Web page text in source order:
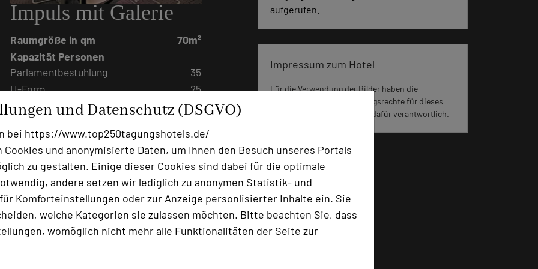
und Datenschutz (DSGVO)
bei https://www.top250tagungshotels.de/
und anonymisierte Daten, um Ihnen den Besuch unseres Portals
zu gestalten. Einige dieser Cookies sind dabei für die optimale
andere setzen wir lediglich zu anonymen Statistik- und
Komforteinstellungen oder zur Anzeige personlisierter Inhalte ein. Sie
welche Kategorien sie zulassen möchten. Bitte beachten Sie, dass
womöglich nicht mehr alle Funktionalitäten der Seite zur
Impuls mit Galerie
Raumgröße in qm
70m²
Kapazität Personen
Parlamentbestuhlung
35
U-Form
25
Stuhlreihen
50
Raumhöhe
Tageslicht
ja
Klimaanlage
ja
Raum mit viel Tageslicht und einer
verglasten Galerie die gleichzeitig als
Zugangraum zum Hauptraum, als
Gruppenraum und Pausenbereich
aufgerufen.
Impressum zum Hotel
Für die Verwendung der Bilder haben die
jeweiligen Hotels die Nutzungsrechte für dieses
Portal eingeräumt und sind dafür verantwortlich.